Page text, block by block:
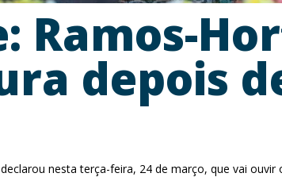
Ramos-
depois
nesta terça-feira, 24 de março, que vai